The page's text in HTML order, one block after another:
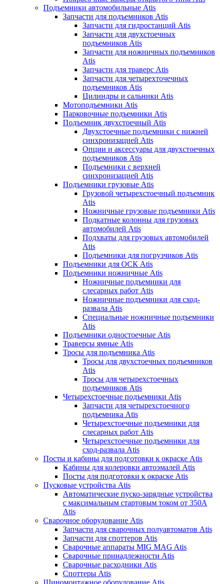
Подъемники автомобильные Atis
Запчасти для подъемников Atis
Запчасти для гидростанций Atis
Запчасти для двухстоечных
подъемников Atis
Запчасти для ножничных подъемников
Atis
Запчасти для траверс Atis
Запчасти для четырехточечных
подъемников Atis
Цилиндры и сальники Atis
Мотоподъемники Atis
Парковочные подъемники Atis
Подъемник двухстоечный Atis
Двухстоечные подъемники с нижней
синхронизацией Atis
Опции и аксессуары для двухстоечных
подъемников Atis
Подъемники с верхней
синхронизацией Atis
Подъемники грузовые Atis
Грузовой четырехстоечный подъемник
Atis
Ножничные грузовые подъемники Atis
Подкатные колонны для грузовых
автомобилей Atis
Подхваты для грузовых автомобилей
Atis
Подъемники для погрузчиков Atis
Подъемники для ОСК Atis
Подъемники ножничные Atis
Ножничные подъемники для
слесарных работ Atis
Ножничные подъемники для сход-
развала Atis
Специальные ножничные подъемники
Atis
Подъемники одностоечные Atis
Траверсы ямные Atis
Тросы для подъемника Atis
Тросы для двухстоечных подъемников
Atis
Тросы для четырехстоечных
подъемников Atis
Четырехстоечные подъемники Atis
Запчасти для четырехстоечного
подъемника Atis
Четырехстоечные подъемники для
слесарных работ Atis
Четырехстоечные подъемники для
сход-развала Atis
Посты и кабины для подготовки к окраске Atis
Кабины для колеровки автоэмалей Atis
Посты для подготовки к окраске Atis
Пусковые устройства Atis
Автоматические пуско-зарядные устройства
с максимальным стартовым током от 350А
Atis
Сварочное оборудование Atis
Запчасти для сварочных полуавтоматов Atis
Запчасти для споттеров Atis
Сварочные аппараты MIG MAG Atis
Сварочные принадлежности Atis
Сварочные расходники Atis
Споттеры Atis
Шиномонтажное оборудование Atis